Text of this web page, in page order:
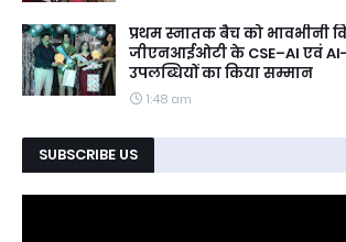
प्रथम स्नातक बैच को भावभीनी
जीएनआईओटी के CSE–AI एवं
उपलब्धियों का किया सम्मान
1:48 am
SUBSCRIBE US